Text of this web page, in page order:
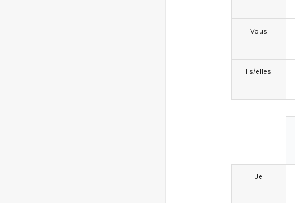
Vous
Ils/elles
Je